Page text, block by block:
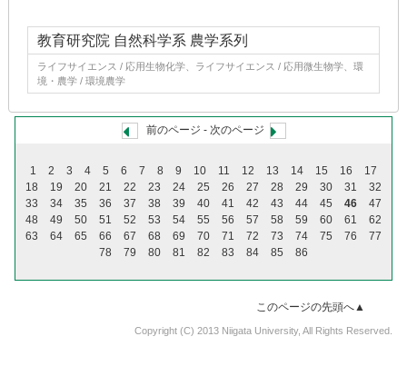
教育研究院 自然科学系 農学系列
ライフサイエンス / 応用生物化学、ライフサイエンス / 応用微生物学、環
境・農学 / 環境農学
前のページ - 次のページ
1 2 3 4 5 6 7 8 9 10 11 12 13 14 15 16
17
18
19 20 21 22 23 24 25 26 27 28 29 30 31
32
33
34 35 36 37 38 39 40 41 42 43 44 45 46
47
48
49 50 51 52 53 54 55 56 57 58 59 60 61
62
63
64 65 66 67 68 69 70 71 72 73 74 75 76
77
78
79 80 81 82 83 84 85 86
このページの先頭へ▲
Copyright (C) 2013 Niigata University, All Rights Reserved.